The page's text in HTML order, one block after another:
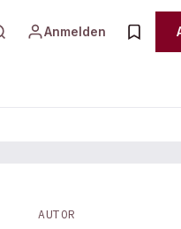
Anmelden
AUTOR